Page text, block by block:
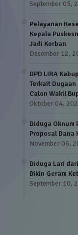
September 05,
Pelayanan
Kepala
Jadi Korban
Desember 12,
DPD LIRA
Terkait
Calon Wakil
Oktober 04,
Diduga Oknum
Proposal Dana
November 06,
Diduga Lari
Bikin Geram
September 10,